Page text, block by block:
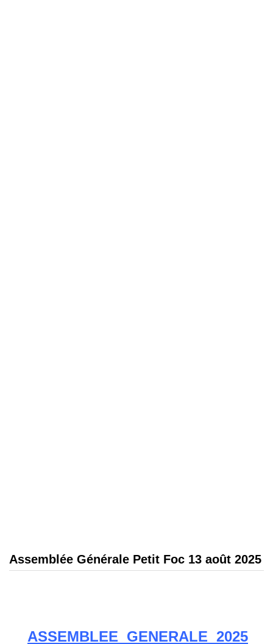
Assemblée Générale Petit Foc 13 août 2025
ASSEMBLEE GENERALE 2025